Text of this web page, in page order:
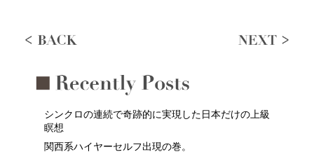
シンクロの連続で奇跡的に実現した日本だけの上級
瞑想
関西系ハイヤーセルフ出現の巻。